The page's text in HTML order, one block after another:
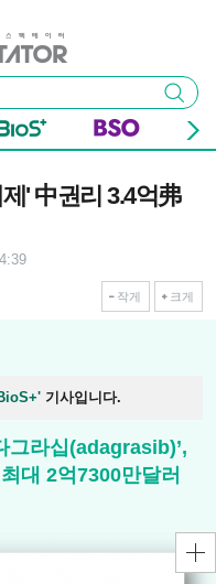
검색
' 中권리 3.4억弗
작게 크게
기사입니다.
그라십(adagrasib)’,
대 2억7300만달러